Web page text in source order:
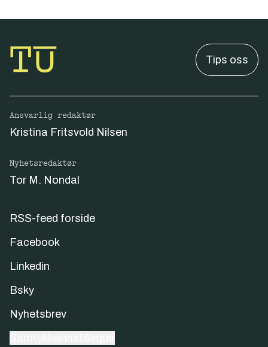
Tips oss
Ansvarlig redaktør
Kristina Fritsvold Nilsen
Nyhetsredaktør
Tor M. Nondal
RSS-feed forside
Facebook
Linkedin
Bsky
Nyhetsbrev